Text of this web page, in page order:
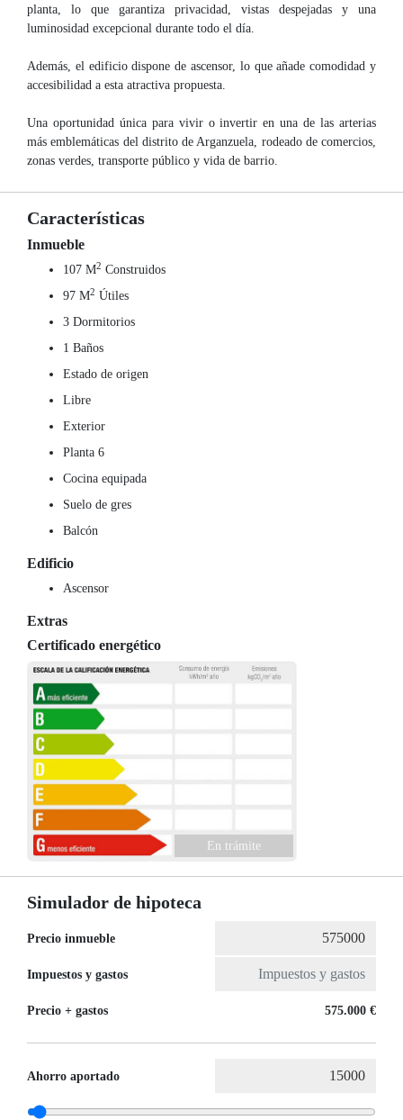
planta, lo que garantiza privacidad, vistas despejadas y una
luminosidad excepcional durante todo el día.
Además, el edificio dispone de ascensor, lo que añade comodidad y
accesibilidad a esta atractiva propuesta.
Una oportunidad única para vivir o invertir en una de las arterias
más emblemáticas del distrito de Arganzuela, rodeado de comercios,
zonas verdes, transporte público y vida de barrio.
Características
Inmueble
107 M2 Construidos
97 M2 Útiles
3 Dormitorios
1 Baños
Estado de origen
Libre
Exterior
Planta 6
Cocina equipada
Suelo de gres
Balcón
Edificio
Ascensor
Extras
Certificado energético
En trámite
Simulador de hipoteca
Precio inmueble
Impuestos y gastos
Precio + gastos 575.000 €
Ahorro aportado